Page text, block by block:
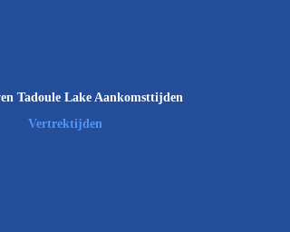
Tadoule Lake Aankomsttijden
Vertrektijden